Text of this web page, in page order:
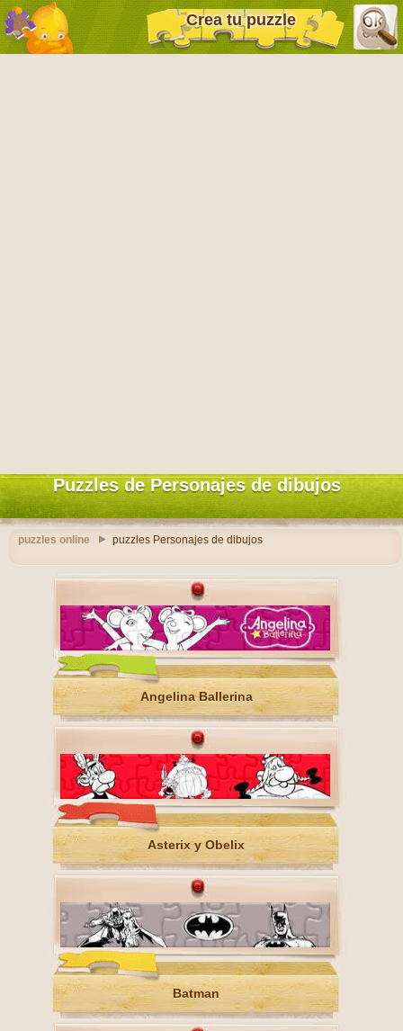
Crea tu puzzle
Puzzles de Personajes de dibujos
puzzles online puzzles Personajes de dibujos
Angelina Ballerina
Asterix y Obelix
Batman